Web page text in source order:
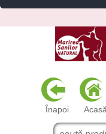
Înapoi Acasă